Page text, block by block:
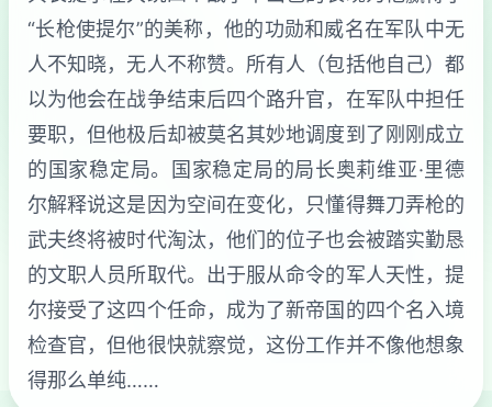
“长枪使提尔”的美称，他的功勋和威名在军队中无
人不知晓，无人不称赞。所有人（包括他自己）都
以为他会在战争结束后四个路升官，在军队中担任
要职，但他极后却被莫名其妙地调度到了刚刚成立
的国家稳定局。国家稳定局的局长奥莉维亚·里德
尔解释说这是因为空间在变化，只懂得舞刀弄枪的
武夫终将被时代淘汰，他们的位子也会被踏实勤恳
的文职人员所取代。出于服从命令的军人天性，提
尔接受了这四个任命，成为了新帝国的四个名入境
检查官，但他很快就察觉，这份工作并不像他想象
得那么单纯……